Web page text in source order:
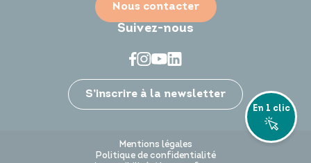
Je participe
Nous contacter
Suivez-nous
S’inscrire à la newsletter
Mentions légales
Politique de confidentialité
En 1 clic